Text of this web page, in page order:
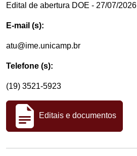
Edital de abertura DOE - 27/07/2026
E-mail (s):
atu@ime.unicamp.br
Telefone (s):
(19) 3521-5923
Editais e documentos